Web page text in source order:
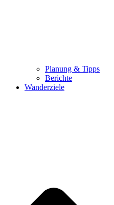
Planung & Tipps
Berichte
Wanderziele